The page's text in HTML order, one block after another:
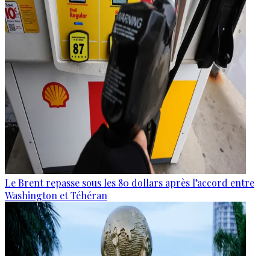
Le Brent repasse sous les 80 dollars après l’accord entre
Washington et Téhéran